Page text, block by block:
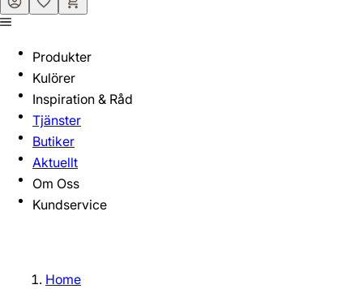
Produkter
Kulörer
Inspiration & Råd
Tjänster
Butiker
Aktuellt
Om Oss
Kundservice
Home